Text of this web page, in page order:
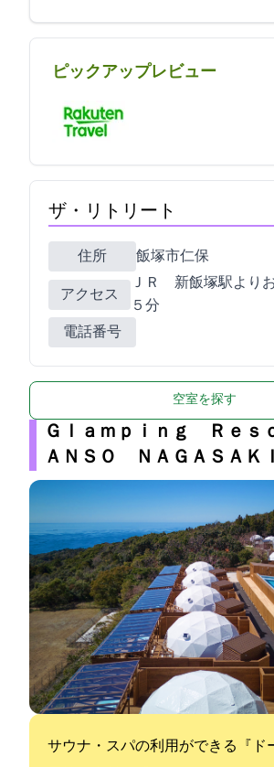
ピックアップレビュー
ザ・リトリート
住所 飯塚市仁保8-37
アクセス
ＪＲ 新飯塚駅より
５分
電話番号
空室を探す
Ｇｌａｍｐｉｎｇ Ｒｅｓ
ＡＮＳＯ ＮＡＧＡＳＡＫＩ
サウナ・スパの利用ができる『ド